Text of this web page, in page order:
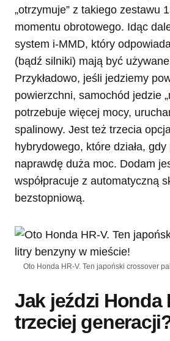
„otrzymuje” z takiego zestawu
momentu obrotowego. Idąc
system i-MMD, który
(bądź silniki) mają być
Przykładowo, jeśli jedziemy
powierzchni, samochód jedzie
potrzebuje więcej mocy,
spalinowy. Jest też trzecia
hybrydowego, które działa,
naprawdę duża moc. Dodam
współpracuje z automatyczną
bezstopniową.
Oto Honda HR-V. Ten japoński crossover
Jak jeździ Honda
trzeciej